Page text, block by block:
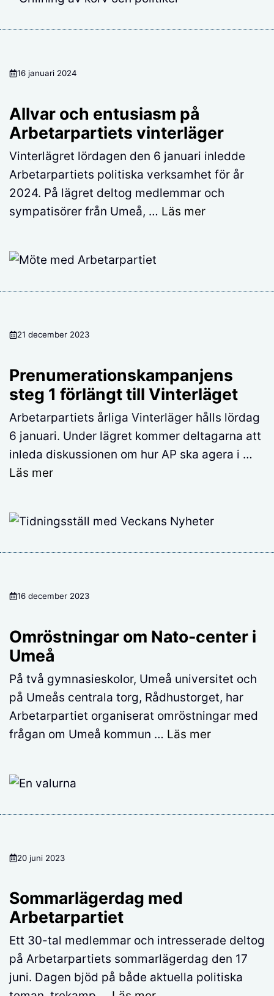
16 januari 2024
Allvar och entusiasm på
Arbetarpartiets vinterläger
Vinterlägret lördagen den 6 januari inledde
Arbetarpartiets politiska verksamhet för år
2024. På lägret deltog medlemmar och
sympatisörer från Umeå, … Läs mer
21 december 2023
Prenumerationskampanjens
steg 1 förlängt till Vinterläget
Arbetarpartiets årliga Vinterläger hålls lördag
6 januari. Under lägret kommer deltagarna att
inleda diskussionen om hur AP ska agera i …
Läs mer
16 december 2023
Omröstningar om Nato-center i
Umeå
På två gymnasieskolor, Umeå universitet och
på Umeås centrala torg, Rådhustorget, har
Arbetarpartiet organiserat omröstningar med
frågan om Umeå kommun … Läs mer
20 juni 2023
Sommarlägerdag med
Arbetarpartiet
Ett 30-tal medlemmar och intresserade deltog
på Arbetarpartiets sommarlägerdag den 17
juni. Dagen bjöd på både aktuella politiska